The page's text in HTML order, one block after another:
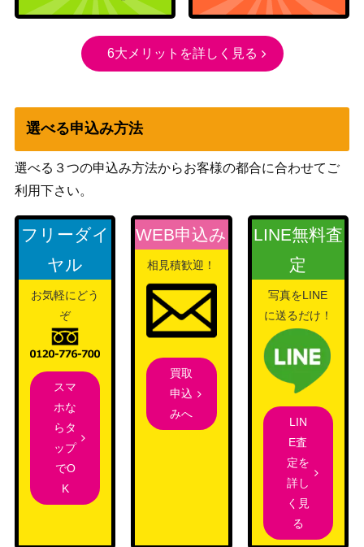
6大メリットを詳しく見る
選べる申込み方法
選べる３つの申込み方法からお客様の都合に合わせてご
利用下さい。
フリーダイ
ヤル
お気軽にどう
ぞ
スマ
ホな
らタ
ップ
でO
K
WEB申込み
相見積歓迎！
買取
申込
みへ
LINE無料査
定
写真をLINE
に送るだけ！
LIN
E査
定を
詳し
く見
る